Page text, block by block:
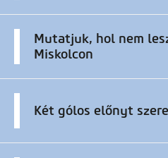
Mutatjuk, hol nem
Miskolcon
Két gólos előnyt